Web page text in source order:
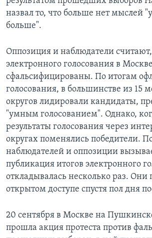
назвал то, что больше нет мыслей
больше".
Оппозиция и наблюдатели считают,
электронного голосования в
сфальсифицированы. По итогам
голосования, в большинстве из 15
округов лидировали кандидаты,
"умным голосованием". Однако,
результаты голосования через
округах поменялись победители.
наблюдателей и оппозиции
публикация итогов электронного
откладывалась несколько раз. Они
открытом доступе спустя пол дня
20 сентября в Москве на
прошла акция протеста против